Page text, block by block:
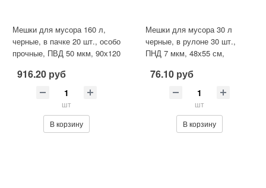
Мешки для мусора 160 л,
черные, в пачке 20 шт., особо
прочные, ПВД 50 мкм, 90х120
916.20 руб
шт
В корзину
Мешки для мусора 30 л
черные, в рулоне 30 шт.,
ПНД 7 мкм, 48х55 см,
76.10 руб
шт
В корзину